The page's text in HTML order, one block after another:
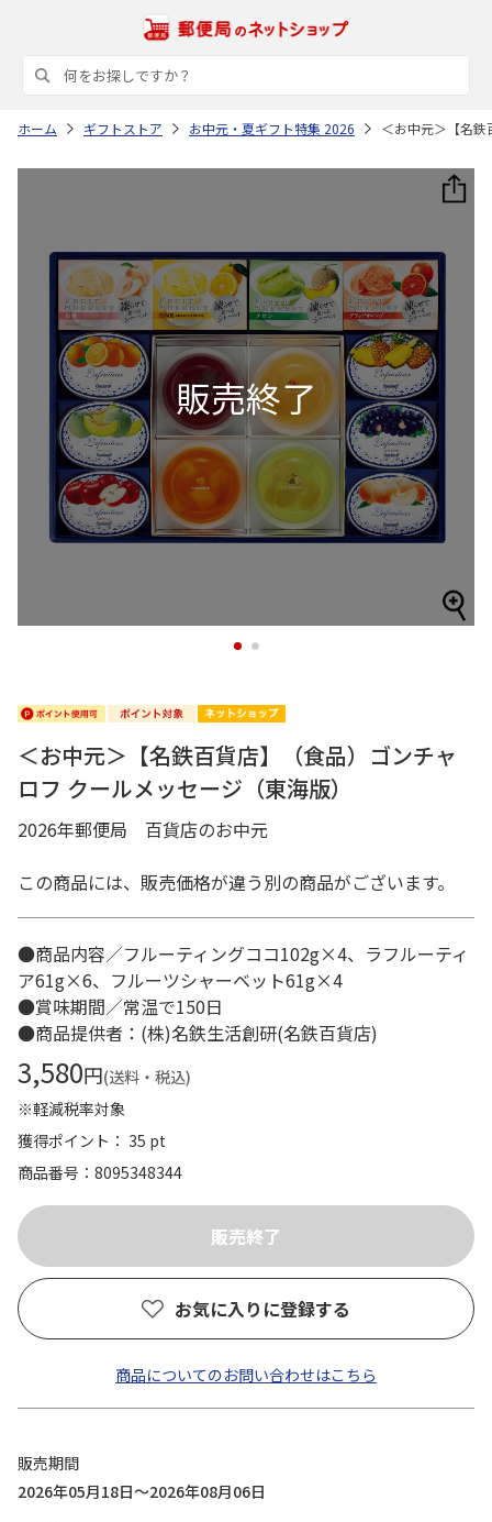
ホーム ギフトストア お中元・夏ギフト特集 2026 ＜お中元＞【名
1 2
＜お中元＞【名鉄百貨店】（食品）ゴンチャ
ロフ クールメッセージ（東海版）
2026年郵便局 百貨店のお中元
この商品には、販売価格が違う別の商品がございます。
●商品内容／フルーティングココ102g×4、ラフルーティ
ア61g×6、フルーツシャーベット61g×4
●賞味期間／常温で150日
●商品提供者：(株)名鉄生活創研(名鉄百貨店)
3,580円(送料・税込)
※軽減税率対象
獲得ポイント： 35 pt
商品番号
8095348344
お気に入りに登録する
商品についてのお問い合わせはこちら
販売期間
2026年05月18日～2026年08月06日